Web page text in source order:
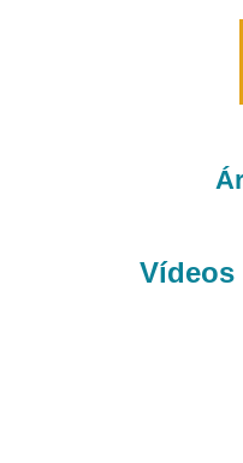
Vídeos